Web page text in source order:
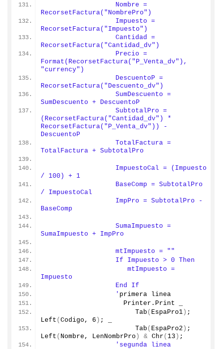
                  Nombre =
RecorsetFactura("NombrePro")
                  Impuesto =
RecorsetFactura("Impuesto")
                  Cantidad =
RecorsetFactura("Cantidad_dv")
                  Precio =
Format(RecorsetFactura("P_Venta_dv"),
"currency")
                  DescuentoP =
RecorsetFactura("Descuento_dv")
                  SumDescuento =
SumDescuento + DescuentoP
                  SubtotalPro =
(RecorsetFactura("Cantidad_dv") *
RecorsetFactura("P_Venta_dv")) -
DescuentoP
                  TotalFactura =
TotalFactura + SubtotalPro
                  ImpuestoCal = (Impuesto
/ 100) + 1
                  BaseComp = SubtotalPro
/ ImpuestoCal
                  ImpPro = SubtotalPro -
BaseComp
                  SumaImpuesto =
SumaImpuesto + ImpPro
                  mtImpuesto = ""
                  If Impuesto > 0 Then
                     mtImpuesto =
Impuesto
                  End If
                  '
primera linea
                    Printer.
Print
Tab ( EspaPro1)
Left (Codigo, 6 ) ; _
Tab ( EspaPro2 )
Left ( Nombre, LenNombrPro ) & Chr ( 13 ) ;
'segunda linea